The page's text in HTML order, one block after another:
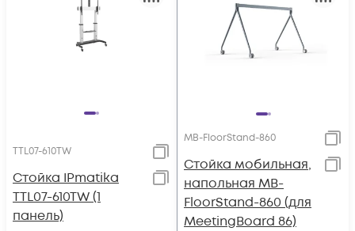
TTL07-610TW
Стойка IPmatika
TTL07-610TW (1
панель)
MB-FloorStand-860
Стойка мобильная,
напольная MB-
FloorStand-860 (для
MeetingBoard 86)